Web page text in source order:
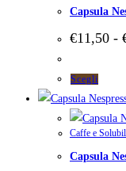
Capsula
€11,50 -
Scegli
ha
più
Caffe e
Capsula